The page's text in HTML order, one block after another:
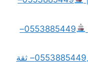
0553885449–
0553885449– ثقة